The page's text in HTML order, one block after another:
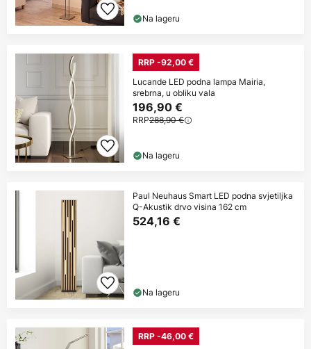
Na lageru
RRP -92,00 €
Lucande LED podna lampa Mairia,
srebrna, u obliku vala
196,90 €
RRP288,90 €
Na lageru
Paul Neuhaus Smart LED podna svjetiljka
Q-Akustik drvo visina 162 cm
524,16 €
Na lageru
RRP -46,00 €